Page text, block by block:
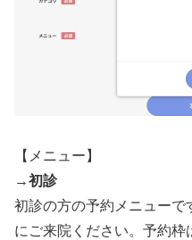
【メニュー】
→初診
初診の方の予約メニュー
にご来院ください。予約枠